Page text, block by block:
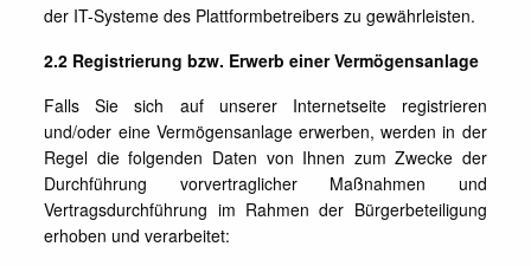
der IT-Systeme des Plattformbetreibers zu gewährleisten.
2.2 Registrierung bzw. Erwerb einer Vermögensanlage
Falls Sie sich auf unserer Internetseite registrieren
und/oder eine Vermögensanlage erwerben, werden in der
Regel die folgenden Daten von Ihnen zum Zwecke der
Durchführung vorvertraglicher Maßnahmen und
Vertragsdurchführung im Rahmen der Bürgerbeteiligung
erhoben und verarbeitet: